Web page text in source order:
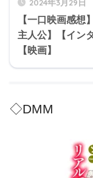
【一口映画感想
主人公】【イン
【映画】
◇DMM